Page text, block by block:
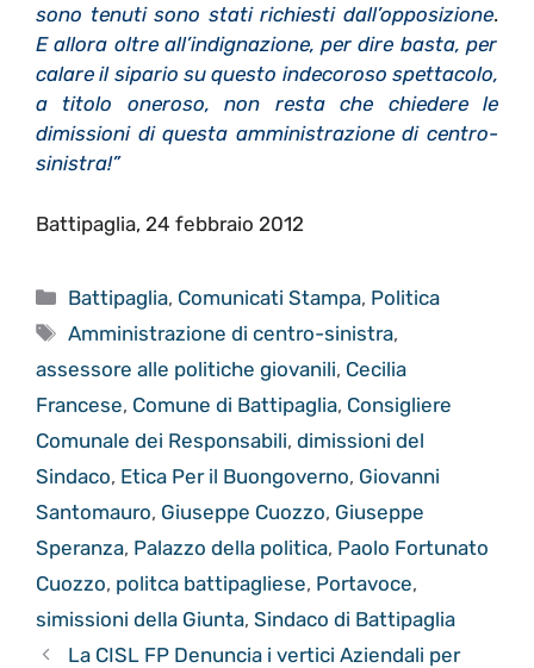
sono tenuti sono stati richiesti dall’opposizione.
E allora oltre all’indignazione, per dire basta, per
calare il sipario su questo indecoroso spettacolo,
a titolo oneroso, non resta che chiedere le
dimissioni di questa amministrazione di centro-
sinistra!”
Battipaglia, 24 febbraio 2012
Categorie
Battipaglia, Comunicati Stampa, Politica
Tag
Amministrazione di centro-sinistra,
assessore alle politiche giovanili, Cecilia
Francese, Comune di Battipaglia, Consigliere
Comunale dei Responsabili, dimissioni del
Sindaco, Etica Per il Buongoverno, Giovanni
Santomauro, Giuseppe Cuozzo, Giuseppe
Speranza, Palazzo della politica, Paolo Fortunato
Cuozzo, politca battipagliese, Portavoce,
simissioni della Giunta, Sindaco di Battipaglia
La CISL FP Denuncia i vertici Aziendali per